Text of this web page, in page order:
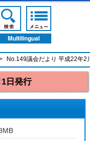
ームページ検索ボタン
No.149議会だより 平成22年2
日発行